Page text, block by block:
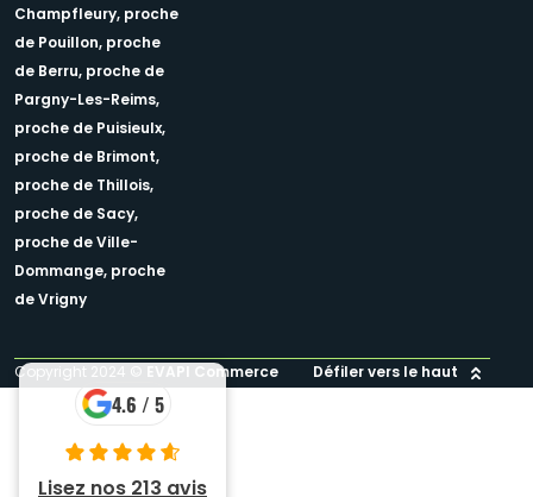
4.6 / 5
Lisez nos 213 avis
Champfleury, proche
de Pouillon, proche
de Berru, proche de
Pargny-Les-Reims,
proche de Puisieulx,
proche de Brimont,
proche de Thillois,
proche de Sacy,
proche de Ville-
Dommange, proche
de Vrigny
Copyright 2024 © EVAPI Commerce Défiler vers le haut